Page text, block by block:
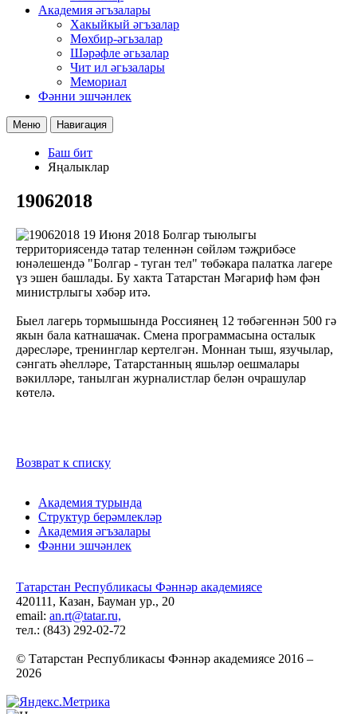
Академия әгъзалары
Хакыйкый әгъзалар
Мөхбир-әгьзалар
Шәрәфле әгьзалар
Чит ил әгьзалары
Мемориал
Фәнни эшчәнлек
Меню Навигация
Баш бит
Яңалыклар
19062018
19 Июня 2018 Болгар тыюлыгы
территориясендә татар теленнән сөйләм тәҗрибәсе
юнәлешендә "Болгар - туган тел" төбәкара палатка лагере
үз эшен башлады. Бу хакта Татарстан Мәгариф һәм фән
министрлыгы хәбәр итә.
Быел лагерь тормышында Россиянең 12 төбәгеннән 500 гә
якын бала катнашачак. Смена программасына осталык
дәресләре, тренинглар кертелгән. Моннан тыш, язучылар,
сәнгать әһелләре, Татарстанның яшьләр оешмалары
вәкилләре, танылган журналистлар белән очрашулар
көтелә.
Возврат к списку
Академия турында
Структур берәмлекләр
Академия әгъзалары
Фәнни эшчәнлек
Татарстан Республикасы Фәннәр академиясе
420111, Казан, Бауман ур., 20
email: an.rt@tatar.ru,
тел.: (843) 292-02-72
© Татарстан Республикасы Фәннәр академиясе 2016 –
2026